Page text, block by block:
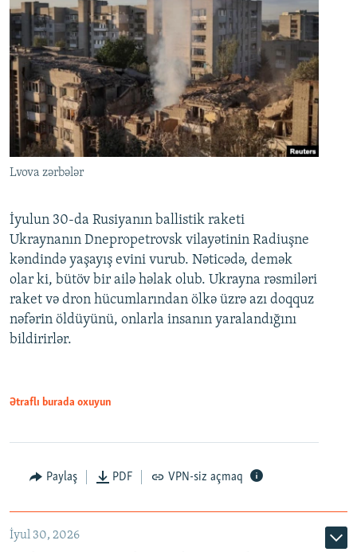
Lvova zərbələr
İyulun 30-da Rusiyanın ballistik raketi
Ukraynanın Dnepropetrovsk vilayətinin Radiuşne
kəndində yaşayış evini vurub. Nəticədə, demək
olar ki, bütöv bir ailə həlak olub. Ukrayna rəsmiləri
raket və dron hücumlarından ölkə üzrə azı doqquz
nəfərin öldüyünü, onlarla insanın yaralandığını
bildirirlər.
Ətraflı burada oxuyun
Paylaş PDF VPN-siz açmaq
İyul 30, 2026